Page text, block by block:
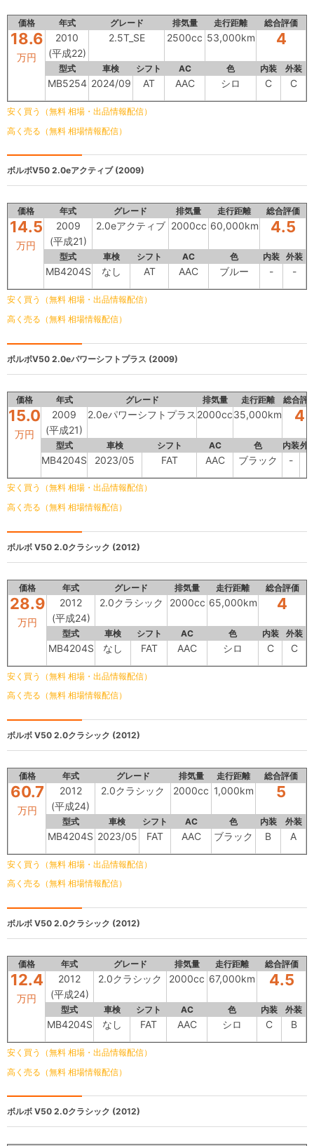
価格 年式 グレード 排気量 走行距離 総合評価
18.6
万円
2010
(平成22)
2.5T_SE 2500cc 53,000km 4
型式 車検 シフト AC 色 内装 外装
MB5254 2024/09 AT AAC シロ C C
安く買う（無料 相場・出品情報配信）
高く売る（無料 相場情報配信）
ボルボV50 2.0eアクティブ (2009)
価格 年式 グレード 排気量 走行距離 総合評価
14.5
万円
2009
(平成21)
2.0eアクティブ 2000cc 60,000km 4.5
型式 車検 シフト AC 色 内装 外装
MB4204S なし AT AAC ブルー - -
安く買う（無料 相場・出品情報配信）
高く売る（無料 相場情報配信）
ボルボV50 2.0eパワーシフトプラス (2009)
価格 年式 グレード 排気量 走行距離 総合評
15.0
万円
2009
(平成21)
2.0eパワーシフトプラス 2000cc35,000km 4
型式 車検 シフト AC 色 内装外
MB4204S 2023/05 FAT AAC ブラック -
安く買う（無料 相場・出品情報配信）
高く売る（無料 相場情報配信）
ボルボ V50 2.0クラシック (2012)
価格 年式 グレード 排気量 走行距離 総合評価
28.9
万円
2012
(平成24)
2.0クラシック 2000cc 65,000km 4
型式 車検 シフト AC 色 内装 外装
MB4204S なし FAT AAC シロ C C
安く買う（無料 相場・出品情報配信）
高く売る（無料 相場情報配信）
ボルボ V50 2.0クラシック (2012)
価格 年式 グレード 排気量 走行距離 総合評価
60.7
万円
2012
(平成24)
2.0クラシック 2000cc 1,000km 5
型式 車検 シフト AC 色 内装 外装
MB4204S 2023/05 FAT AAC ブラック B A
安く買う（無料 相場・出品情報配信）
高く売る（無料 相場情報配信）
ボルボ V50 2.0クラシック (2012)
価格 年式 グレード 排気量 走行距離 総合評価
12.4
万円
2012
(平成24)
2.0クラシック 2000cc 67,000km 4.5
型式 車検 シフト AC 色 内装 外装
MB4204S なし FAT AAC シロ C B
安く買う（無料 相場・出品情報配信）
高く売る（無料 相場情報配信）
ボルボ V50 2.0クラシック (2012)